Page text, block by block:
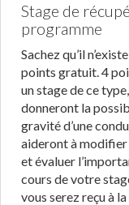
Stage de
programme
Sachez qu’il
points gratuit. 4
un stage de ce
donneront la
gravité d’une
aideront à
et évaluer
cours de votre
vous serez reçu à